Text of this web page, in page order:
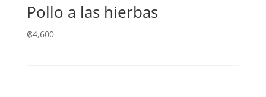
Pollo a las hierbas
₡4,600